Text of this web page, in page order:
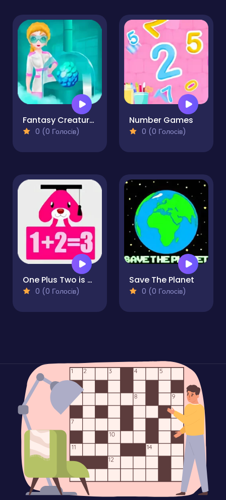
Fantasy Creatures Princess Laboratory
0 (0 Голосів)
Number Games
0 (0 Голосів)
One Plus Two is Three
0 (0 Голосів)
Save The Planet
0 (0 Голосів)